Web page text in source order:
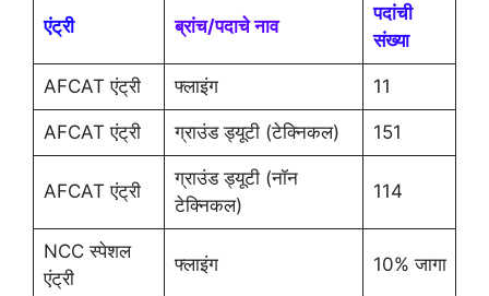
एंट्री ब्रांच/पदाचे नाव
पदांची
संख्या
AFCAT एंट्री फ्लाइंग 11
AFCAT एंट्री ग्राउंड ड्यूटी (टेक्निकल) 151
AFCAT एंट्री
ग्राउंड ड्यूटी (नॉन
टेक्निकल)
114
NCC स्पेशल
एंट्री
फ्लाइंग 10% जागा